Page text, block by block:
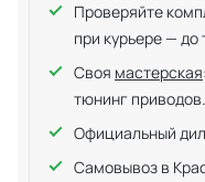
Проверяйте
при курьере — до
Своя мастерская
тюнинг приводов.
Официальный
Самовывоз в